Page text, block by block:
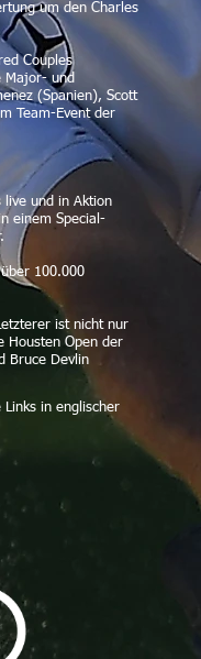
um den Charles
Couples
Major- und
(Spanien), Scott
Team-Event der
und in Aktion
einem Special-
100.000
ist nicht nur
Housten Open der
Bruce Devlin
Links in englischer